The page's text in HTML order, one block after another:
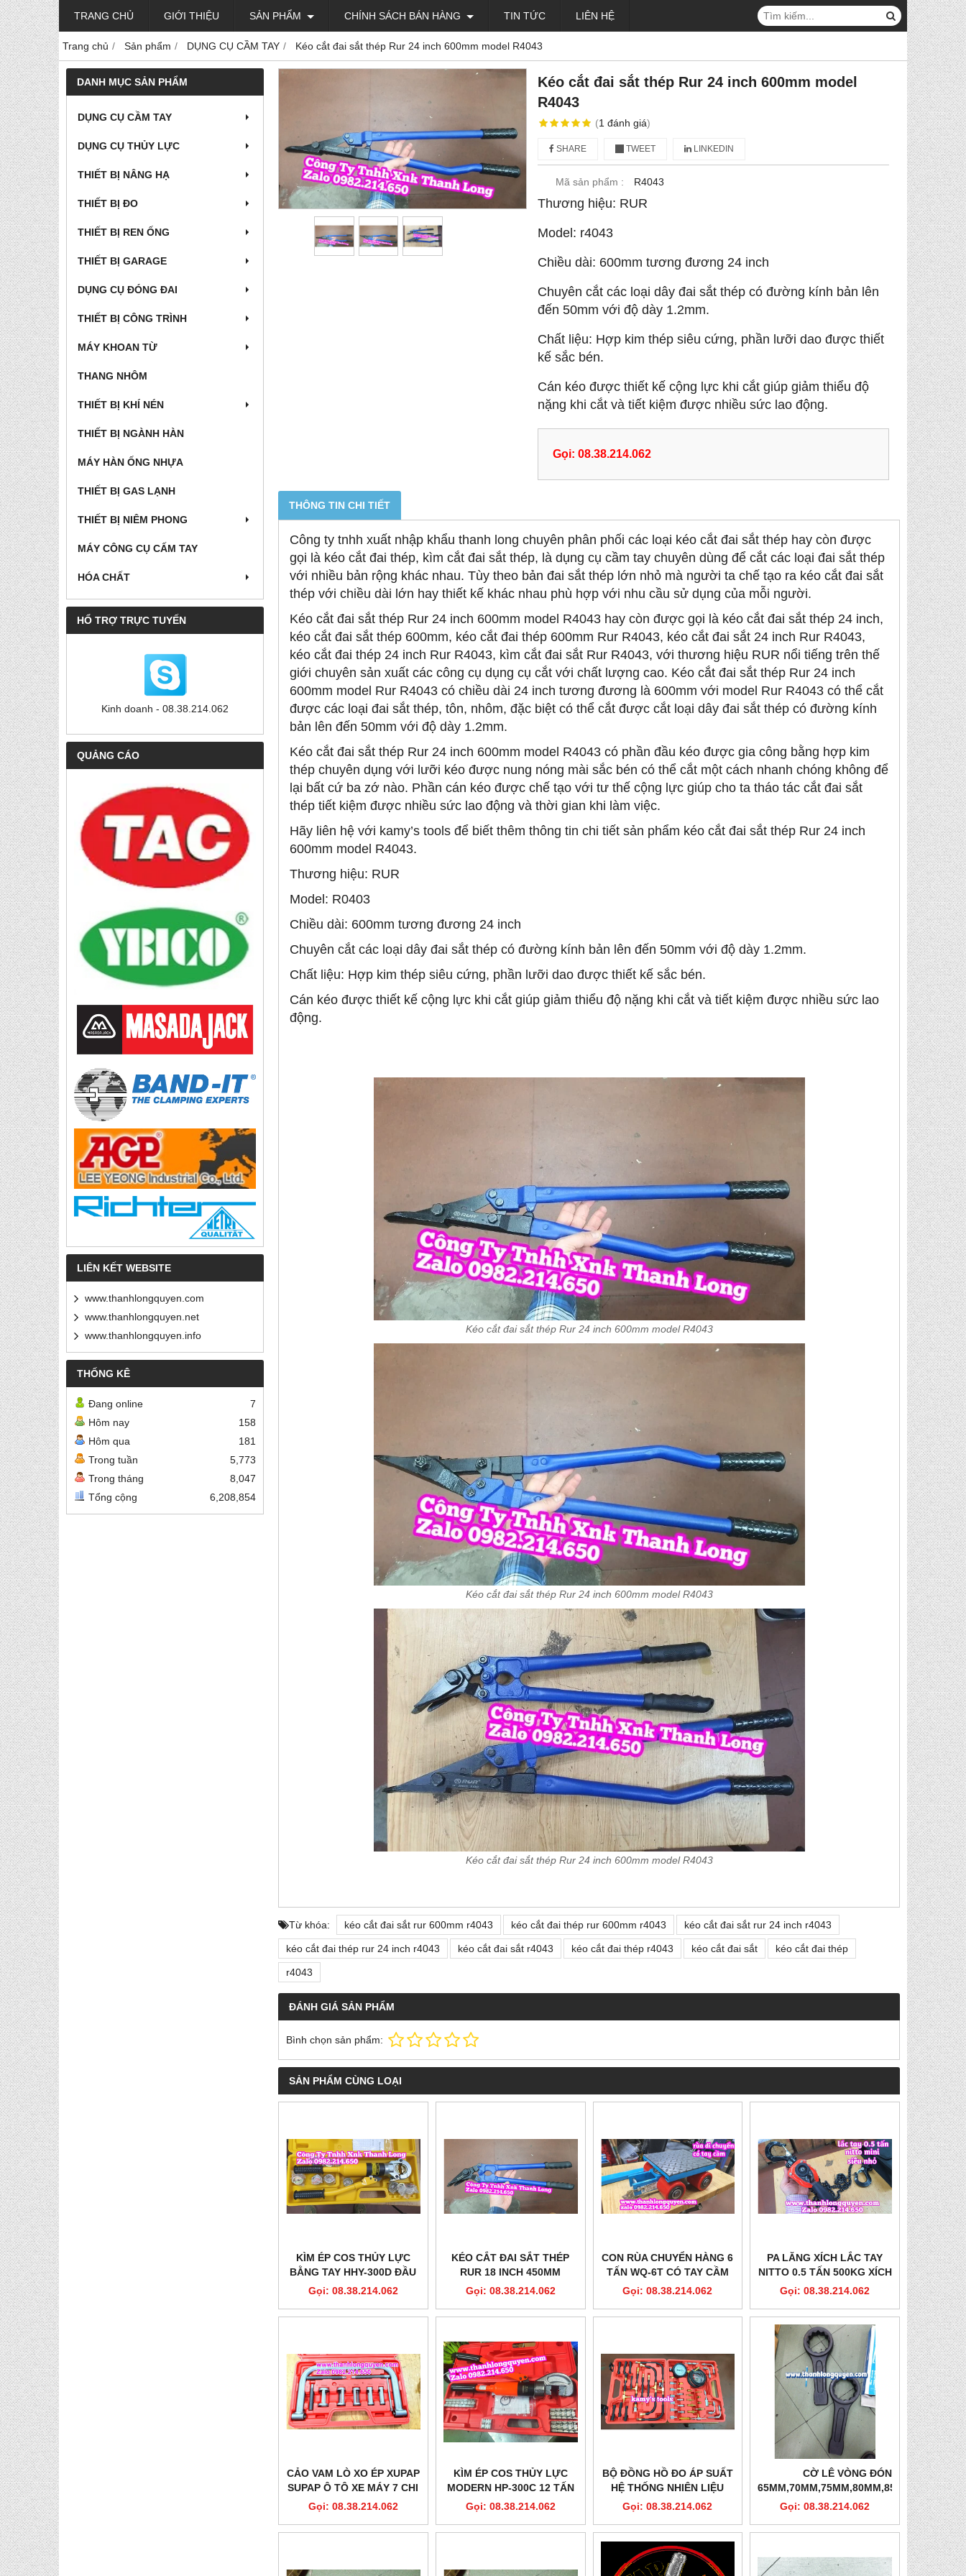
TRANG CHỦ GIỚI THIỆU SẢN PHẨM CHÍNH SÁCH BÁN HÀNG TIN TỨC LIÊN HỆ
Trang chủ Sản phẩm DỤNG CỤ CẦM TAY Kéo cắt đai sắt thép Rur 24 inch 600mm model R4043
DANH MỤC SẢN PHẨM
DỤNG CỤ CẦM TAY
DỤNG CỤ THỦY LỰC
THIẾT BỊ NÂNG HẠ
THIẾT BỊ ĐO
THIẾT BỊ REN ỐNG
THIẾT BỊ GARAGE
DỤNG CỤ ĐÓNG ĐAI
THIẾT BỊ CÔNG TRÌNH
MÁY KHOAN TỪ
THANG NHÔM
THIẾT BỊ KHÍ NÉN
THIẾT BỊ NGÀNH HÀN
MÁY HÀN ỐNG NHỰA
THIẾT BỊ GAS LẠNH
THIẾT BỊ NIÊM PHONG
MÁY CÔNG CỤ CẤM TAY
HÓA CHẤT
HỔ TRỢ TRỰC TUYẾN
Kinh doanh - 08.38.214.062
QUẢNG CÁO
LIÊN KẾT WEBSITE
www.thanhlongquyen.com
www.thanhlongquyen.net
www.thanhlongquyen.info
THỐNG KÊ
Đang online
7
Hôm nay
158
Hôm qua
181
Trong tuần
5,773
Trong tháng
8,047
Tổng cộng
6,208,854
Kéo cắt đai sắt thép Rur 24 inch 600mm model
R4043
(1 đánh giá)
SHARE TWEET LINKEDIN
Mã sản phẩm : R4043
Thương hiệu: RUR
Model: r4043
Chiều dài: 600mm tương đương 24 inch
Chuyên cắt các loại dây đai sắt thép có đường kính bản lên
đến 50mm với độ dày 1.2mm.
Chất liệu: Hợp kim thép siêu cứng, phần lưỡi dao được thiết
kế sắc bén.
Cán kéo được thiết kế cộng lực khi cắt giúp giảm thiểu độ
nặng khi cắt và tiết kiệm được nhiều sức lao động.
Gọi: 08.38.214.062
THÔNG TIN CHI TIẾT
Công ty tnhh xuất nhập khẩu thanh long chuyên phân phối các loại kéo cắt đai sắt thép hay còn được
gọi là kéo cắt đai thép, kìm cắt đai sắt thép, là dụng cụ cầm tay chuyên dùng để cắt các loại đai sắt thép
với nhiều bản rộng khác nhau. Tùy theo bản đai sắt thép lớn nhỏ mà người ta chế tạo ra kéo cắt đai sắt
thép với chiều dài lớn hay thiết kế khác nhau phù hợp với nhu cầu sử dụng của mỗi người.
Kéo cắt đai sắt thép Rur 24 inch 600mm model R4043 hay còn được gọi là kéo cắt đai sắt thép 24 inch,
kéo cắt đai sắt thép 600mm, kéo cắt đai thép 600mm Rur R4043, kéo cắt đai sắt 24 inch Rur R4043,
kéo cắt đai thép 24 inch Rur R4043, kìm cắt đai sắt Rur R4043, với thương hiệu RUR nổi tiếng trên thế
giới chuyên sản xuất các công cụ dụng cụ cắt với chất lượng cao. Kéo cắt đai sắt thép Rur 24 inch
600mm model Rur R4043 có chiều dài 24 inch tương đương là 600mm với model Rur R4043 có thể cắt
được các loại đai sắt thép, tôn, nhôm, đặc biệt có thể cắt được cắt loại dây đai sắt thép có đường kính
bản lên đến 50mm với độ dày 1.2mm.
Kéo cắt đai sắt thép Rur 24 inch 600mm model R4043 có phần đầu kéo được gia công bằng hợp kim
thép chuyên dụng với lưỡi kéo được nung nóng mài sắc bén có thể cắt một cách nhanh chóng không để
lại bất cứ ba zớ nào. Phần cán kéo được chế tạo với tư thế cộng lực giúp cho ta tháo tác cắt đai sắt
thép tiết kiệm được nhiều sức lao động và thời gian khi làm việc.
Hãy liên hệ với kamy’s tools để biết thêm thông tin chi tiết sản phẩm kéo cắt đai sắt thép Rur 24 inch
600mm model R4043.
Thương hiệu: RUR
Model: R0403
Chiều dài: 600mm tương đương 24 inch
Chuyên cắt các loại dây đai sắt thép có đường kính bản lên đến 50mm với độ dày 1.2mm.
Chất liệu: Hợp kim thép siêu cứng, phần lưỡi dao được thiết kế sắc bén.
Cán kéo được thiết kế cộng lực khi cắt giúp giảm thiểu độ nặng khi cắt và tiết kiệm được nhiều sức lao
động.
Kéo cắt đai sắt thép Rur 24 inch 600mm model R4043
Kéo cắt đai sắt thép Rur 24 inch 600mm model R4043
Kéo cắt đai sắt thép Rur 24 inch 600mm model R4043
Từ khóa: kéo cắt đai sắt rur 600mm r4043 kéo cắt đai thép rur 600mm r4043 kéo cắt đai sắt rur 24 inch r4043
kéo cắt đai thép rur 24 inch r4043 kéo cắt đai sắt r4043 kéo cắt đai thép r4043 kéo cắt đai sắt kéo cắt đai thép
r4043
ĐÁNH GIÁ SẢN PHẨM
Bình chọn sản phẩm:
SẢN PHẨM CÙNG LOẠI
KÌM ÉP COS THỦY LỰC
BẰNG TAY HHY-300D ĐẦU
TRÒN 8 TẤN FULL KHUÔN
Gọi: 08.38.214.062
KÉO CẮT ĐAI SẮT THÉP
RUR 18 INCH 450MM
MODEL R4042
Gọi: 08.38.214.062
CON RÙA CHUYỂN HÀNG 6
TẤN WQ-6T CÓ TAY CẦM
ĐIỀU HƯỚNG 180 ĐỘ
Gọi: 08.38.214.062
PA LĂNG XÍCH LẮC TAY
NITTO 0.5 TẤN 500KG XÍCH
DÀI 1.5 MÉT VR-05 SIÊU
TAY
Gọi: 08.38.214.062
CẢO VAM LÒ XO ÉP XUPAP
SUPAP Ô TÔ XE MÁY 7 CHI
TIẾT
Gọi: 08.38.214.062
KÌM ÉP COS THỦY LỰC
MODERN HP-300C 12 TẤN
11 KHUÔN
Gọi: 08.38.214.062
BỘ ĐỒNG HỒ ĐO ÁP SUẤT
HỆ THỐNG NHIÊN LIỆU
ĐỘNG CƠ BƠM XĂNG 42
Gọi: 08.38.214.062
CỜ LÊ VÒNG ĐÓNG
65MM,70MM,75MM,80MM,85MM,90MM
CLIP-ON
Gọi: 08.38.214.062